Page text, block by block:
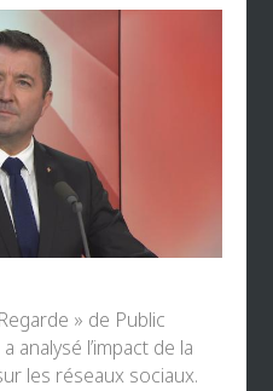
» de Public
a analysé l’impact de la
les réseaux sociaux.